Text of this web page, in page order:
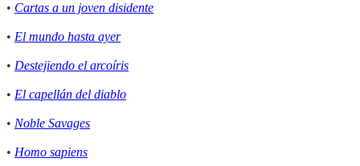
• Cartas a un joven disidente
• El mundo hasta ayer
• Destejiendo el arcoíris
• El capellán del diablo
• Noble Savages
• Homo sapiens